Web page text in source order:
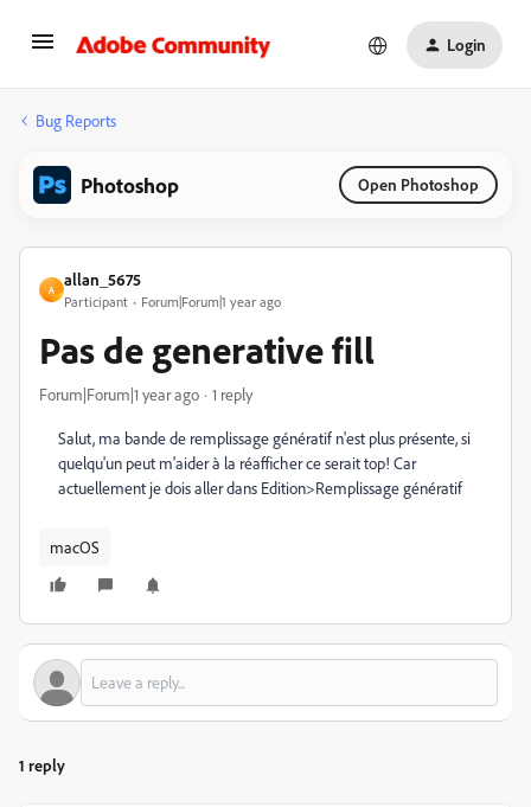
Login
Bug Reports
Photoshop Open Photoshop
A
allan_5675
Participant Forum|Forum|1 year ago
Pas de generative fill
Forum|Forum|1 year ago 1 reply
Salut, ma bande de remplissage génératif n'est plus présente, si
quelqu'un peut m'aider à la réafficher ce serait top! Car
actuellement je dois aller dans Edition>Remplissage génératif
macOS
1 reply